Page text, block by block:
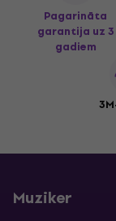
Pagarināta
garantija uz 3
gadiem
Muziker